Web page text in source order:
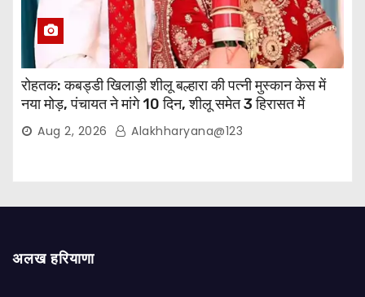
रोहतक: कबड्डी खिलाड़ी शीलू बल्हारा की पत्नी मुस्कान केस में
नया मोड़, पंचायत ने मांगे 10 दिन, शीलू समेत 3 हिरासत में
Aug 2, 2026 Alakhharyana@123
अलख हरियाणा